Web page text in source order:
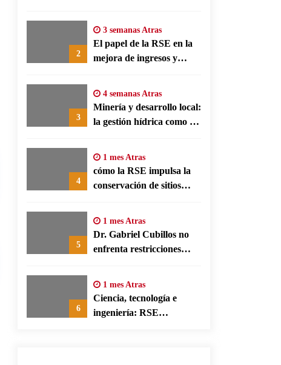
fabriles alemanes
2
3 semanas Atras
El papel de la RSE en la
mejora de ingresos y
3
4 semanas Atras
Minería y desarrollo local:
la gestión hídrica como eje
4
1 mes Atras
cómo la RSE impulsa la
conservación de sitios
5
1 mes Atras
Dr. Gabriel Cubillos no
enfrenta restricciones
6
1 mes Atras
Ciencia, tecnología e
ingeniería: RSE